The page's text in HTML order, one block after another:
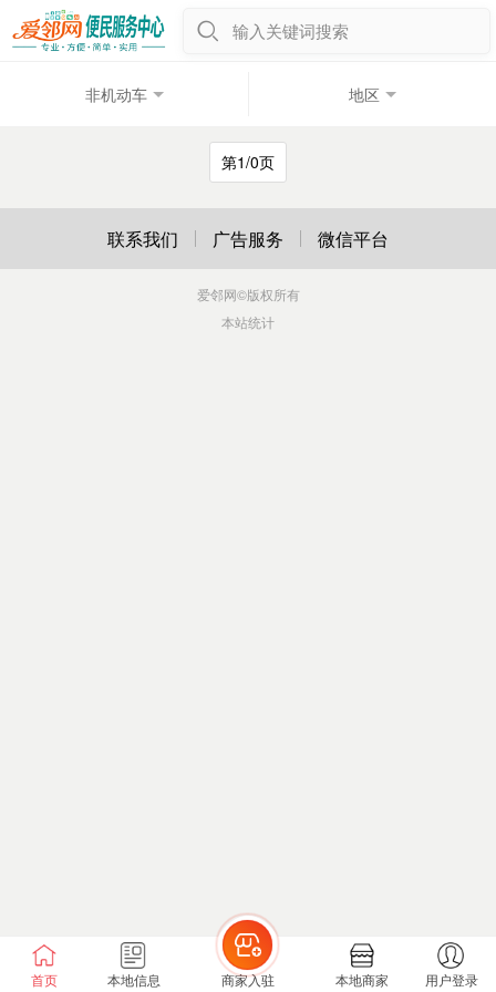
输入关键词搜索
非机动车 地区
第1/0页
首页 本地信息 商家入驻 本地商家 用户登录
联系我们 广告服务 微信平台
爱邻网©版权所有
本站统计